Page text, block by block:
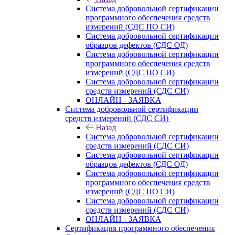
Система добровольной сертификации
программного обеспечения средств
измерений (СДС ПО СИ)
Система добровольной сертификации
образцов дефектов (СДС ОД)
Система добровольной сертификации
программного обеспечения средств
измерений (СДС ПО СИ)
Система добровольной сертификации
средств измерений (СДС СИ)
ОНЛАЙН - ЗАЯВКА
Система добровольной сертификации
средств измерений (СДС СИ)
Назад
Система добровольной сертификации
средств измерений (СДС СИ)
Система добровольной сертификации
образцов дефектов (СДС ОД)
Система добровольной сертификации
программного обеспечения средств
измерений (СДС ПО СИ)
Система добровольной сертификации
средств измерений (СДС СИ)
ОНЛАЙН - ЗАЯВКА
Сертификация программного обеспечения